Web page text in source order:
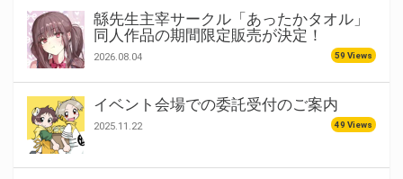
緜先生主宰サークル「あったかタオル」
同人作品の期間限定販売が決定！
2026.08.04 59 Views
イベント会場での委託受付のご案内
2025.11.22 49 Views